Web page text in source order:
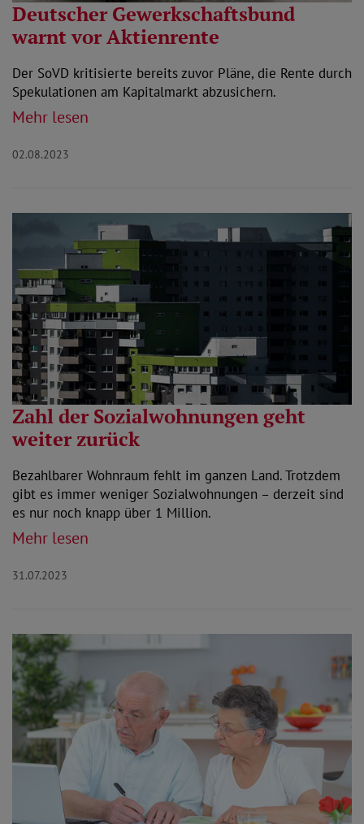
Deutscher Gewerkschaftsbund
warnt vor Aktienrente
Der SoVD kritisierte bereits zuvor Pläne, die Rente durch
Spekulationen am Kapitalmarkt abzusichern.
Mehr lesen
02.08.2023
Zahl der Sozialwohnungen geht
weiter zurück
Bezahlbarer Wohnraum fehlt im ganzen Land. Trotzdem
gibt es immer weniger Sozialwohnungen – derzeit sind
es nur noch knapp über 1 Million.
Mehr lesen
31.07.2023